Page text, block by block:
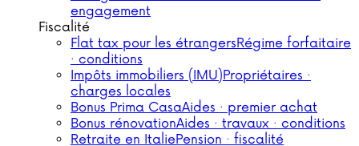
engagement
Fiscalité
Flat tax pour les étrangersRégime forfaitaire
· conditions
Impôts immobiliers (IMU)Propriétaires ·
charges locales
Bonus Prima CasaAides · premier achat
Bonus rénovationAides · travaux · conditions
Retraite en ItaliePension · fiscalité